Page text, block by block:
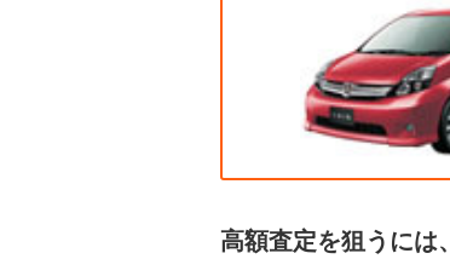
高額査定を狙うには、